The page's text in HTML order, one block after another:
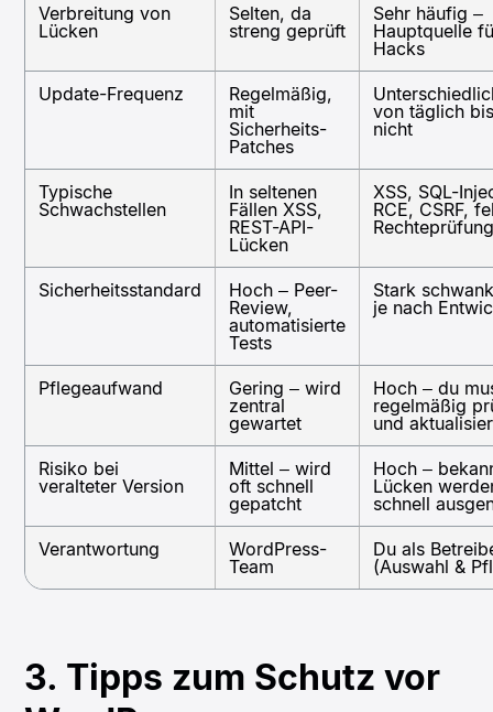
Verbreitung von
Lücken
Selten, da
streng geprüft
Sehr häufig –
Hauptquelle
Hacks
Update-Frequenz
Regelmäßig,
mit
Sicherheits-
Patches
von täglich
nicht
Typische
Schwachstellen
In seltenen
Fällen XSS,
REST-API-
Lücken
XSS, SQL-
RCE, CSRF,
Sicherheitsstandard
Hoch – Peer-
Review,
automatisierte
Tests
Stark
je nach
Pflegeaufwand
Gering – wird
zentral
gewartet
Hoch – du
regelmäßig
und
Risiko bei
veralteter Version
Mittel – wird
oft schnell
gepatcht
Hoch –
Lücken
schnell
Verantwortung
WordPress-
Team
Du als
(Auswahl &
3. Tipps zum Schutz vor